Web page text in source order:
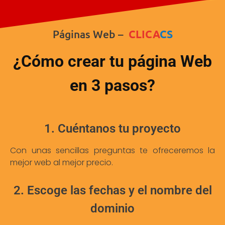
Páginas Web – CLICACS
¿Cómo crear tu página Web
en 3 pasos?
1. Cuéntanos tu proyecto
Con unas sencillas preguntas te ofreceremos la
mejor web al mejor precio.
2. Escoge las fechas y el nombre del
dominio